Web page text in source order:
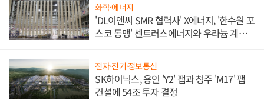
화학·에너지
'DL이앤씨 SMR 협력사' X에너지, '한수원 포
스코 동맹' 센트러스에너지와 우라늄 계약
전자·전기·정보통신
SK하이닉스, 용인 'Y2' 팹과 청주 'M17' 팹
건설에 54조 투자 결정